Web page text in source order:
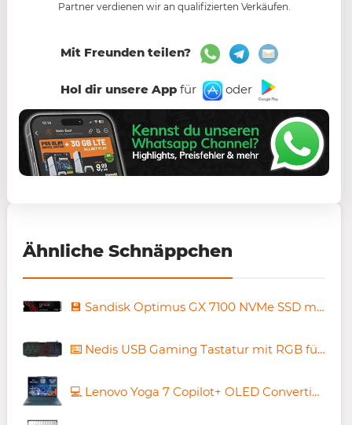
Partner verdienen wir an qualifizierten Verkäufen.
Mit Freunden teilen?
Hol dir unsere Appfür oder
Ähnliche Schnäppchen
💾 Sandisk Optimus GX 7100 NVMe SSD mit 1TB für 194,68€ (statt 225€)
⌨️ Nedis USB Gaming Tastatur mit RGB für 9,99€ (statt 25€)
💻 Lenovo Yoga 7 Copilot+ OLED Convertible Laptop mit Ryzen AI 7 für 979,99€ (statt 1.199€)